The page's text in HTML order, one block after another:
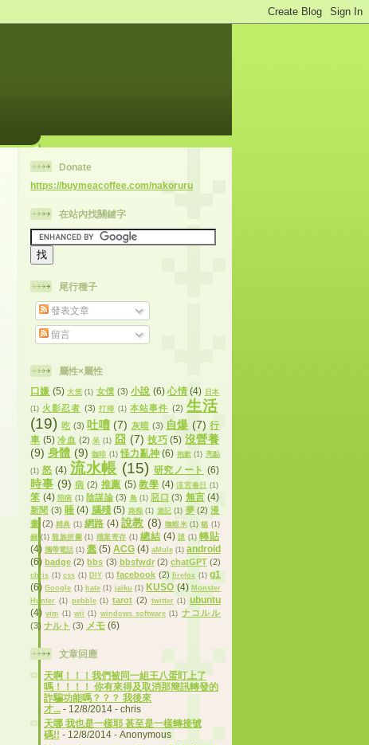
Donate
https://buymeacoffee.com/nakoruru
在站內找關鍵字
尾行種子
發表文章
留言
屬性×屬性
口嫌 (5) 大笑 (1) 女僕 (3) 小說 (6) 心情 (4) 日本
(1) 火影忍者 (3) 打掃 (1) 本站事件 (2) 生活
(19) 吃 (3) 吐嘈 (7) 灰暗 (3) 自爆 (7) 行
車 (5) 冷血 (2) 呆 (1) 囧 (7) 技巧 (5) 沒營養
(9) 身體 (9) 咖啡 (1) 怪力亂神 (6) 抱歉 (1) 亮點
(1) 怒 (4) 流水帳 (15) 研究ノート (6)
時事 (9) 病 (2) 推薦 (5) 教學 (4) 涼宮春日 (1)
笨 (4) 陪病 (1) 陰謀論 (3) 鳥 (1) 惡口 (3) 無言 (4)
新聞 (3) 睡 (4) 腦殘 (5) 路痴 (1) 遊記 (1) 夢 (2) 漫
畫 (2) 精典 (1) 網路 (4) 說教 (8) 嘸蝦米 (1) 貓 (1)
錢 (1) 龍族拼圖 (1) 檔案寄存 (1) 總結 (4) 謎 (1) 轉貼
(4) 攜帶電話 (1) 蠢 (5) ACG (4) aMule (1) android
(6) badge (2) bbs (3) bbsfwdr (2) chatGPT (2)
chris (1) css (1) DIY (1) facebook (2) firefox (1) g1
(6) Google (1) hate (1) jaiku (1) KUSO (4) Monster
Hunter (1) pebble (1) tarot (2) twitter (1) ubuntu
(4) vim (1) wii (1) windows software (1) ナコルル
(3) ナルト (3) メモ (6)
文章回應
天啊！！！我們被同一組王八蛋盯上了
嗎！！！！ 你有來得及取消那簡訊轉發的
詐騙功能嗎？？？ 我後來
才... - 12/8/2014 - chris
天哪 我也是一樣耶 甚至是一樣轉接號
碼!! - 12/8/2014 - Anonymous